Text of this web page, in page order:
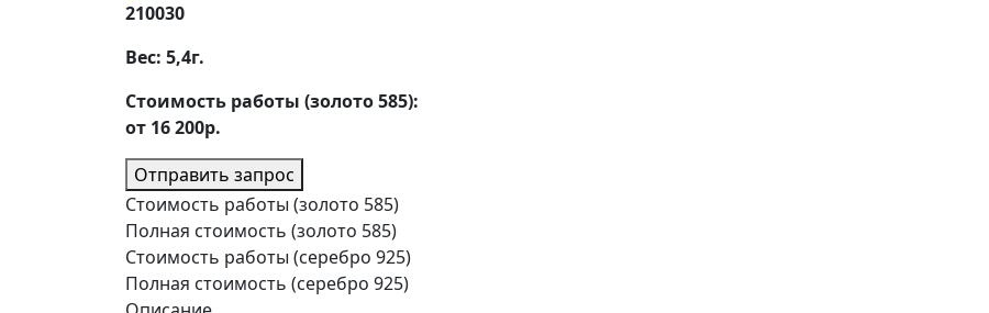
210030
Вес: 5,4г.
Стоимость работы (золото 585):
от 16 200р.
Отправить запрос
Стоимость работы (золото 585)
Полная стоимость (золото 585)
Стоимость работы (серебро 925)
Полная стоимость (серебро 925)